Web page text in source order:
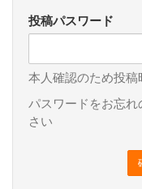
投稿パスワード
本人確認のため投稿
パスワードをお忘れ
さい